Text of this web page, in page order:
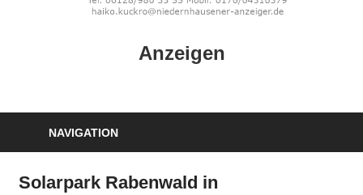
Anzeigen
NAVIGATION
Solarpark Rabenwald in